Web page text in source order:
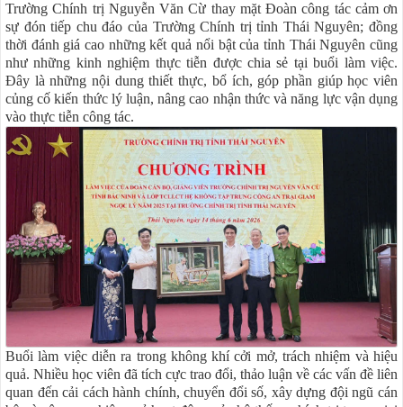
Trường Chính trị Nguyễn Văn Cừ thay mặt Đoàn công tác cảm ơn
sự đón tiếp chu đáo của Trường Chính trị tỉnh Thái Nguyên; đồng
thời đánh giá cao những kết quả nổi bật của tỉnh Thái Nguyên cũng
như những kinh nghiệm thực tiễn được chia sẻ tại buổi làm việc.
Đây là những nội dung thiết thực, bổ ích, góp phần giúp học viên
củng cố kiến thức lý luận, nâng cao nhận thức và năng lực vận dụng
vào thực tiễn công tác.
Buổi làm việc diễn ra trong không khí cởi mở, trách nhiệm và hiệu
quả. Nhiều học viên đã tích cực trao đổi, thảo luận về các vấn đề liên
quan đến cải cách hành chính, chuyển đổi số, xây dựng đội ngũ cán